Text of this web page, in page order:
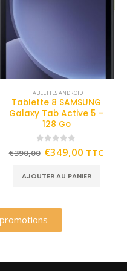
TABLETTES ANDROID
Tablette 8 SAMSUNG
Galaxy Tab Active 5 –
128 Go
out of 5
€390,00 €349,00 TTC
AJOUTER AU PANIER